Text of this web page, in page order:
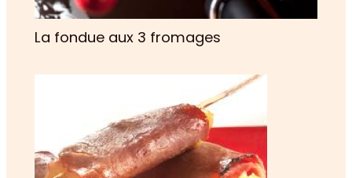
La fondue aux 3 fromages